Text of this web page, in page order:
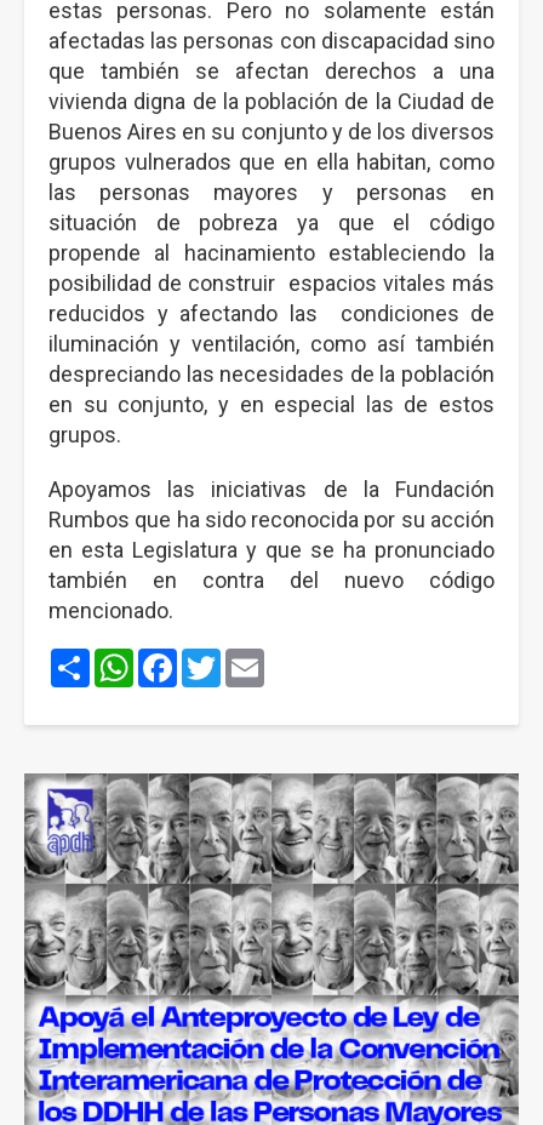
estas personas. Pero no solamente están
afectadas las personas con discapacidad sino
que también se afectan derechos a una
vivienda digna de la población de la Ciudad de
Buenos Aires en su conjunto y de los diversos
grupos vulnerados que en ella habitan, como
las personas mayores y personas en
situación de pobreza ya que el código
propende al hacinamiento estableciendo la
posibilidad de construir espacios vitales más
reducidos y afectando las condiciones de
iluminación y ventilación, como así también
despreciando las necesidades de la población
en su conjunto, y en especial las de estos
grupos.
Apoyamos las iniciativas de la Fundación
Rumbos que ha sido reconocida por su acción
en esta Legislatura y que se ha pronunciado
también en contra del nuevo código
mencionado.
ShareWhatsApp
Facebook
Twitter